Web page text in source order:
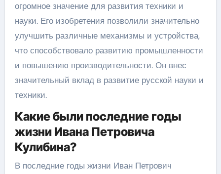
огромное значение для развития техники и
науки. Его изобретения позволили значительно
улучшить различные механизмы и устройства,
что способствовало развитию промышленности
и повышению производительности. Он внес
значительный вклад в развитие русской науки и
техники.
Какие были последние годы
жизни Ивана Петровича
Кулибина?
В последние годы жизни Иван Петрович